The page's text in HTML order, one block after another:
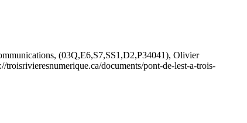
(03Q,E6,S7,SS1,D2,P34041), Olivier
troisrivieresnumerique.ca/documents/pont-de-lest-a-trois-